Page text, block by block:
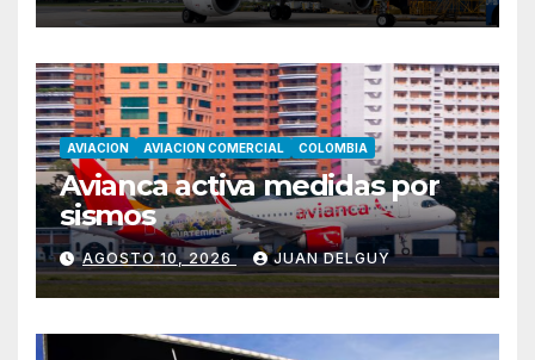
AVIACION AVIACION COMERCIAL COLOMBIA
Avianca activa medidas por
sismos
AGOSTO 10, 2026 JUAN DELGUY